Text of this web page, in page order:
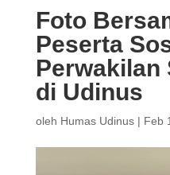
Foto
Peserta
Perwakilan
di Udinus
oleh Humas Udinus| Feb